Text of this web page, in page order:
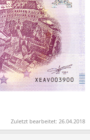
Zuletzt bearbeitet: 26.04.2018